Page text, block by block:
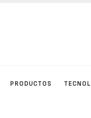
PRODUCTOS